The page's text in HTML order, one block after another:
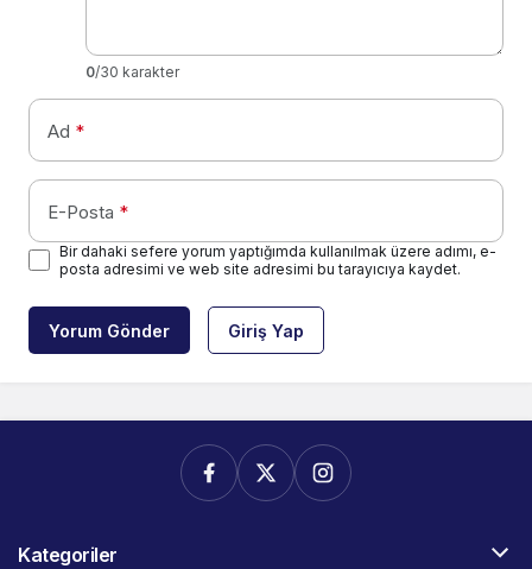
0/30 karakter
Ad *
E-Posta *
Bir dahaki sefere yorum yaptığımda kullanılmak üzere adımı, e-
posta adresimi ve web site adresimi bu tarayıcıya kaydet.
Yorum Gönder Giriş Yap
Kategoriler